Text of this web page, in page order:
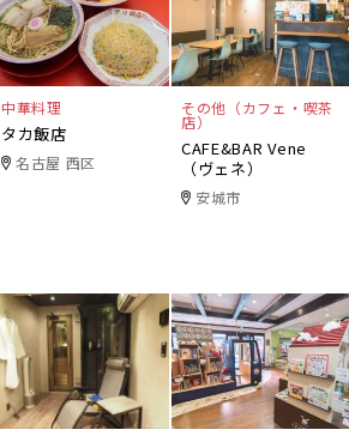
中華料理
タカ飯店
名古屋 西区
その他（カフェ・喫茶
店）
CAFE&BAR Vene
（ヴェネ）
安城市